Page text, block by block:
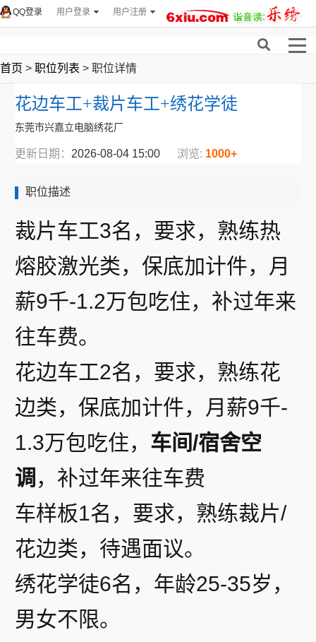
用户登录 用户注册
QQ登录
首页 > 职位列表 > 职位详情
花边车工+裁片车工+绣花学徒
东莞市兴嘉立电脑绣花厂
更新日期： 2026-08-04 15:00 浏览: 1000+
职位描述
裁片车工3名，要求，熟练热
熔胶激光类，保底加计件，月
薪9千-1.2万包吃住，补过年来
往车费。
花边车工2名， 要求，熟练花
边类，保底加计件，月薪9千-
1.3万包吃住， 车间/宿舍空
调 ，补过年来往车费
车样板1名， 要求，熟练裁片/
花边类，待遇面议。
绣花学徒6名，年龄25-35岁，
男女不限。